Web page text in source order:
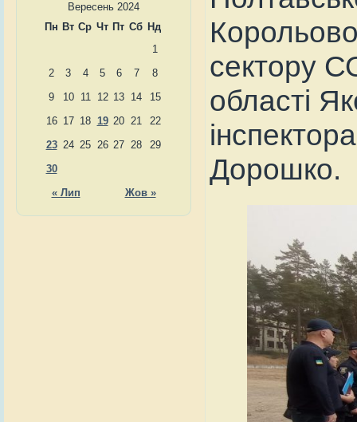
Вересень 2024
Пн Вт Ср Чт Пт Сб Нд
« Лип Жов »
1
2
3 4 5 6 7
8
9
10 11 12 13 14
15
16 17 18 19 20 21
22
23 24 25 26 27 28
29
30
сектору
області
Дорошко.